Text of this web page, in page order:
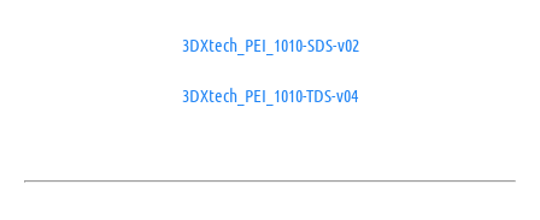
3DXtech_PEI_1010-SDS-v02
3DXtech_PEI_1010-TDS-v04